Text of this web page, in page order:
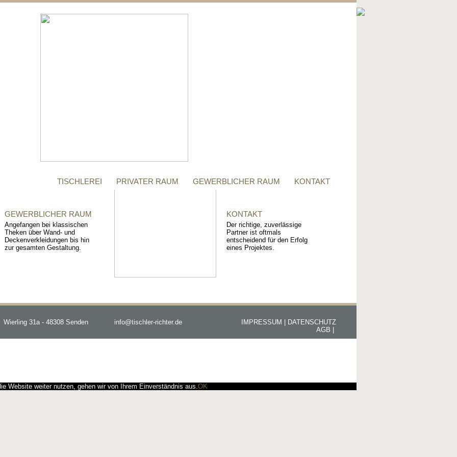
TISCHLEREI PRIVATER RAUM GEWERBLICHER RAUM KONTAKT
GEWERBLICHER RAUM
Angefangen bei klassischen
Theken über Wand- und
Deckenverkleidungen bis hin
zur gesamten Gestaltung.
KONTAKT
Der richtige, zuverlässige
Partner ist oftmals
entscheidend für den Erfolg
eines Projektes.
Wierling 31a - 48308 Senden info@tischler-richter.de DATENSCHUTZ
IMPRESSUM |
AGB |
Website weiter nutzen, gehen wir von Ihrem Einverständnis aus.OK